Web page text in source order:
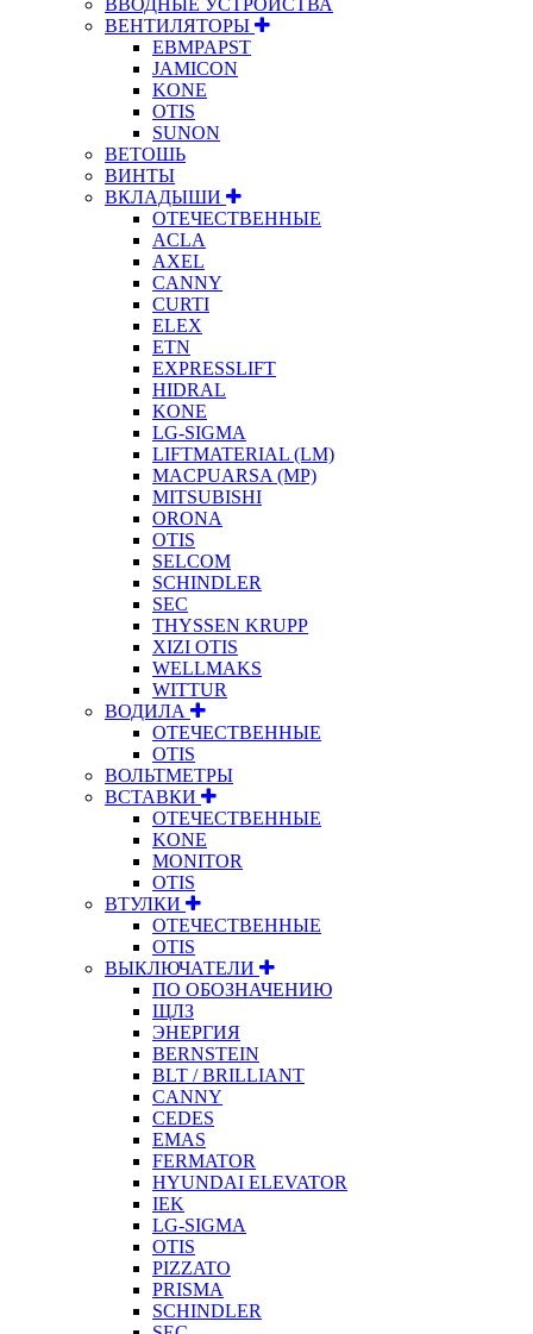
ВЕНТИЛЯТОРЫ
EBMPAPST
JAMICON
KONE
OTIS
SUNON
ВЕТОШЬ
ВИНТЫ
ВКЛАДЫШИ
ОТЕЧЕСТВЕННЫЕ
ACLA
AXEL
CANNY
CURTI
ELEX
ETN
EXPRESSLIFT
HIDRAL
KONE
LG-SIGMA
LIFTMATERIAL (LM)
MACPUARSA (MP)
MITSUBISHI
ORONA
OTIS
SELCOM
SCHINDLER
SEC
THYSSEN KRUPP
XIZI OTIS
WELLMAKS
WITTUR
ВОДИЛА
ОТЕЧЕСТВЕННЫЕ
OTIS
ВОЛЬТМЕТРЫ
ВСТАВКИ
ОТЕЧЕСТВЕННЫЕ
KONE
MONITOR
OTIS
ВТУЛКИ
ОТЕЧЕСТВЕННЫЕ
OTIS
ВЫКЛЮЧАТЕЛИ
ПО ОБОЗНАЧЕНИЮ
ЩЛЗ
ЭНЕРГИЯ
BERNSTEIN
BLT / BRILLIANT
CANNY
CEDES
EMAS
FERMATOR
HYUNDAI ELEVATOR
IEK
LG-SIGMA
OTIS
PIZZATO
PRISMA
SCHINDLER